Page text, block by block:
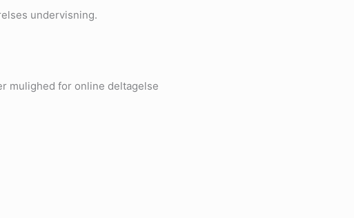
undervisning.
mulighed for online deltagelse